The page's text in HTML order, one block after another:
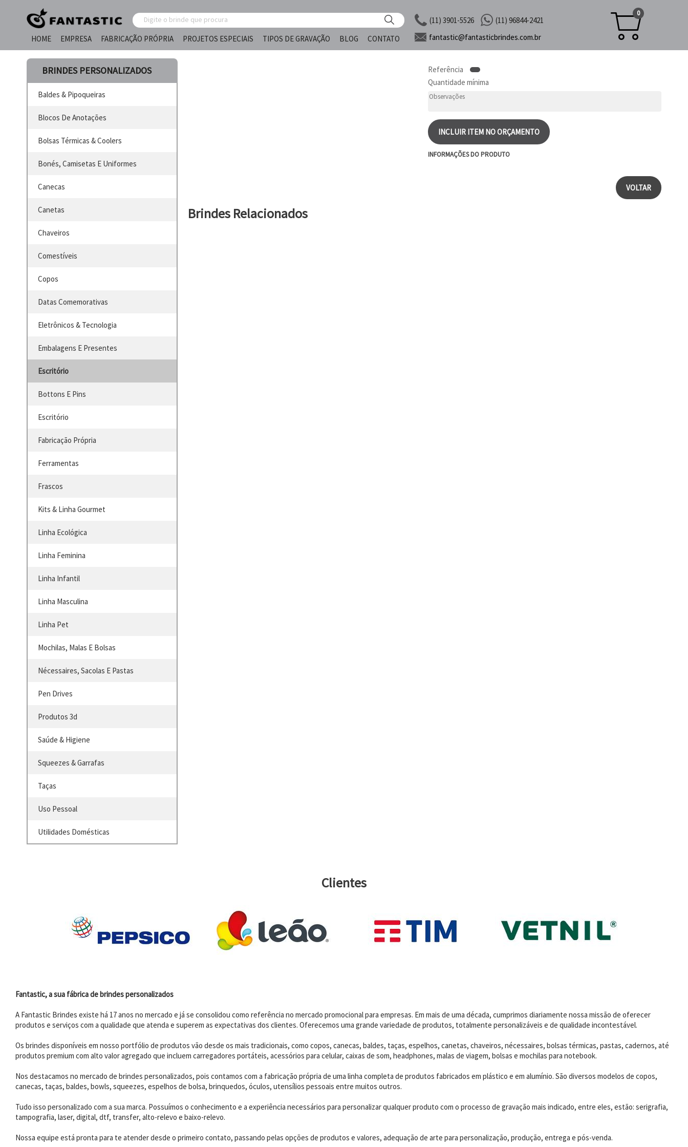
(11) 3901-5526
(11) 96844-2421
HOME
EMPRESA FABRICAÇÃO PRÓPRIA PROJETOS ESPECIAIS TIPOS DE GRAVAÇÃO BLOG CONTATO fantastic@fantasticbrindes.com.br
0
BRINDES PERSONALIZADOS
Baldes & Pipoqueiras
Blocos De Anotações
Bolsas Térmicas & Coolers
Bonés, Camisetas E Uniformes
Canecas
Canetas
Chaveiros
Comestíveis
Copos
Datas Comemorativas
Eletrônicos & Tecnologia
Embalagens E Presentes
Escritório
Bottons E Pins
Escritório
Fabricação Própria
Ferramentas
Frascos
Kits & Linha Gourmet
Linha Ecológica
Linha Feminina
Linha Infantil
Linha Masculina
Linha Pet
Mochilas, Malas E Bolsas
Nécessaires, Sacolas E Pastas
Pen Drives
Produtos 3d
Saúde & Higiene
Squeezes & Garrafas
Taças
Uso Pessoal
Utilidades Domésticas
Referência
Quantidade mínima
INCLUIR ITEM NO ORÇAMENTO
INFORMAÇÕES DO PRODUTO
VOLTAR
Brindes Relacionados
Clientes
Fantastic, a sua fábrica de brindes personalizados
A Fantastic Brindes existe há 17 anos no mercado e já se consolidou como referência no mercado promocional para empresas. Em mais de uma década, cumprimos diariamente nossa missão de oferecer
produtos e serviços com a qualidade que atenda e superem as expectativas dos clientes. Oferecemos uma grande variedade de produtos, totalmente personalizáveis e de qualidade incontestável.
Os brindes disponíveis em nosso portfólio de produtos vão desde os mais tradicionais, como copos, canecas, baldes, taças, espelhos, canetas, chaveiros, nécessaires, bolsas térmicas, pastas, cadernos, até
produtos premium com alto valor agregado que incluem carregadores portáteis, acessórios para celular, caixas de som, headphones, malas de viagem, bolsas e mochilas para notebook.
Nos destacamos no mercado de brindes personalizados, pois contamos com a fabricação própria de uma linha completa de produtos fabricados em plástico e em alumínio. São diversos modelos de copos,
canecas, taças, baldes, bowls, squeezes, espelhos de bolsa, brinquedos, óculos, utensílios pessoais entre muitos outros.
Tudo isso personalizado com a sua marca. Possuímos o conhecimento e a experiência necessários para personalizar qualquer produto com o processo de gravação mais indicado, entre eles, estão: serigrafia,
tampografia, laser, digital, dtf, transfer, alto-relevo e baixo-relevo.
Nossa equipe está pronta para te atender desde o primeiro contato, passando pelas opções de produtos e valores, adequação de arte para personalização, produção, entrega e pós-venda.